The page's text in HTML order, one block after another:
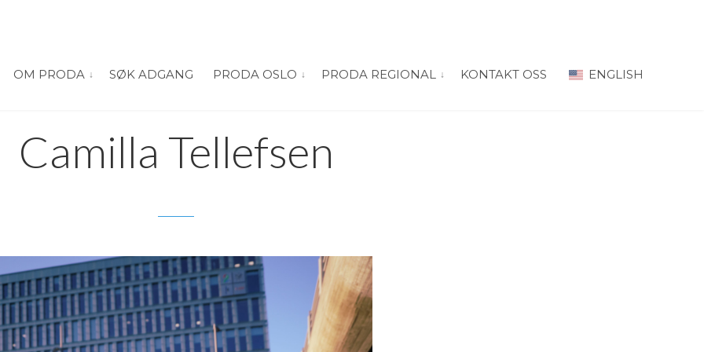
OM PRODA vis submeny for “Om PRODA”
SØK ADGANG PRODA OSLO vis submeny for “PRODA Oslo”
PRODA REGIONAL vis submeny for “PRODA Regional”
KONTAKT OSS ENGLISH
Camilla Tellefsen